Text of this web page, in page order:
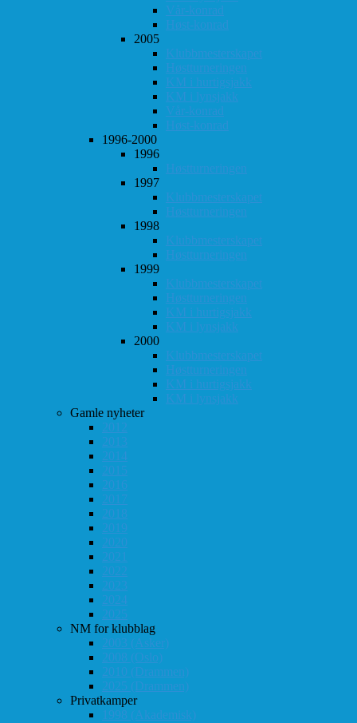
Vår-konrad
Høst-konrad
2005
Klubbmesterskapet
Høstturneringen
KM i hurtigsjakk
KM i lynsjakk
Vår-konrad
Høst-konrad
1996-2000
1996
Høstturneringen
1997
Klubbmesterskapet
Høstturneringen
1998
Klubbmesterskapet
Høstturneringen
1999
Klubbmesterskapet
Høstturneringen
KM i hurtigsjakk
KM i lynsjakk
2000
Klubbmesterskapet
Høstturneringen
KM i hurtigsjakk
KM i lynsjakk
Gamle nyheter
2012
2013
2014
2015
2016
2017
2018
2019
2020
2021
2022
2023
2024
2025
NM for klubblag
2003 (Asker)
2008 (Oslo)
2010 (Drammen)
2025 (Drammen)
Privatkamper
1998 (Akademisk)